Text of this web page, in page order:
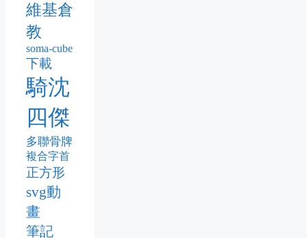
維基倉
教
soma-cube
下載
騎沈
四傑
多聯骨牌
複合字首
正方形
svg動
畫
筆記